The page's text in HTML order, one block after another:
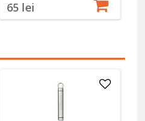
65 lei